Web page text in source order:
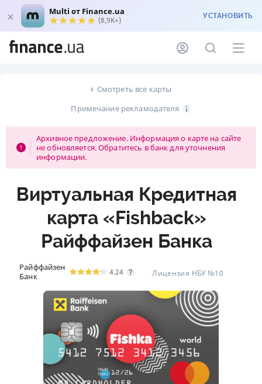
Multi от Finance.ua
(8,9K+) УСТАНОВИТЬ
Смотреть все карты
Примечание рекламодателя
Архивное предложение. Информация о карте на сайте
не обновляется. Обратитесь в банк для уточнения
информации.
Виртуальная Кредитная
карта «Fishback»
Райффайзен Банка
Райффайзен
Банк
4.24 Лицензия НБУ №10